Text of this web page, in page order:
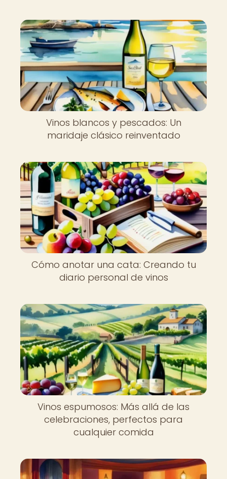
Vinos blancos y pescados: Un
maridaje clásico reinventado
Cómo anotar una cata: Creando tu
diario personal de vinos
Vinos espumosos: Más allá de las
celebraciones, perfectos para
cualquier comida